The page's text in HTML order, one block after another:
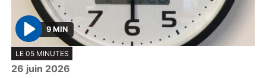
P
l
a
9 MIN
LE 05 MINUTES
26 juin 2026